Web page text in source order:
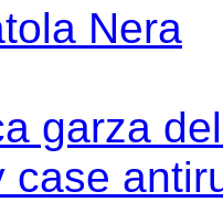
Nera
garza
case